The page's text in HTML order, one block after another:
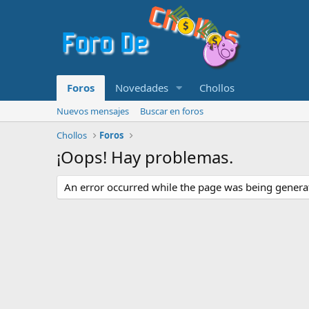
Foros Novedades Chollos
Nuevos mensajes
Buscar en foros
Chollos
Foros
¡Oops! Hay problemas.
An error occurred while the page was being